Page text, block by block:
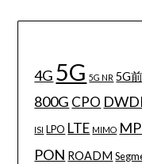
4G 5G 5G NR 5G
800G CPO
ISI LPO LTE MIMO
PON ROADM